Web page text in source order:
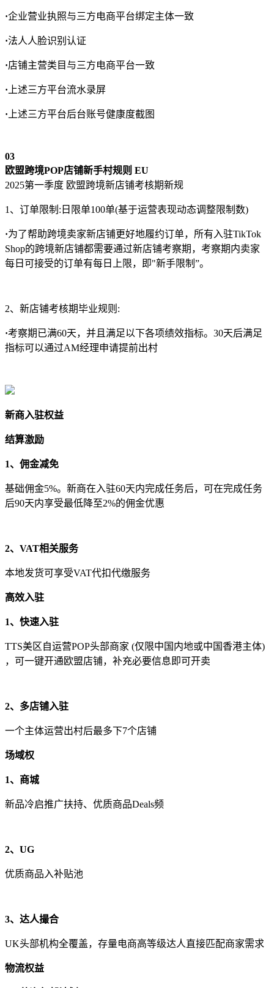
·企业营业执照与三方电商平台绑定主体一致
·法人人脸识别认证
·店铺主营类目与三方电商平台一致
· 上述三方平台流水录屏
· 上述三方平台后台账号健康度截图
03
欧盟跨境POP店铺新手村规则 EU
2025第一季度 欧盟跨境新店铺考核期新规
1、订单限制:日限单100单(基于运营表现动态调整限制数)
·为了帮助跨境卖家新店铺更好地履约订单，所有入驻TikTok
Shop的跨境新店铺都需要通过新店铺考察期，考察期内卖家
每日可接受的订单有每日上限，即"新手限制”。
2、新店铺考核期毕业规则:
·考察期已满60天，并且满足以下各项绩效指标。30天后满足
指标可以通过AM经理申请提前出村
新商入驻权益
结算激励
1、佣金减免
基础佣金5%。新商在入驻60天内完成任务后，可在完成任务
后90天内享受最低降至2%的佣金优惠
2、VAT相关服务
本地发货可享受VAT代扣代缴服务
高效入驻
1、快速入驻
TTS美区自运营POP头部商家 (仅限中国内地或中国香港主体)
，可一键开通欧盟店铺，补充必要信息即可开卖
2、多店铺入驻
一个主体运营出村后最多下7个店铺
场域权
1、商城
新品冷启推广扶持、优质商品Deals频
2、UG
优质商品入补贴池
3、达人撮合
UK头部机构全覆盖，存量电商高等级达人直接匹配商家需求
物流权益